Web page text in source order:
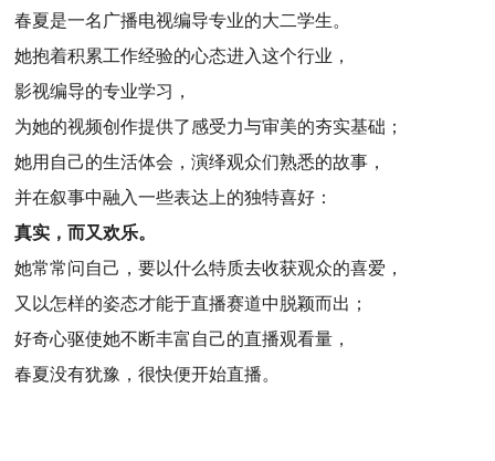
春夏是一名广播电视编导专业的大二学生。
她抱着积累工作经验的心态进入这个行业，
影视编导的专业学习，
为她的视频创作提供了感受力与审美的夯实基础；
她用自己的生活体会，演绎观众们熟悉的故事，
并在叙事中融入一些表达上的独特喜好：
真实，而又欢乐。
她常常问自己，要以什么特质去收获观众的喜爱，
又以怎样的姿态才能于直播赛道中脱颖而出；
好奇心驱使她不断丰富自己的直播观看量，
春夏没有犹豫，很快便开始直播。